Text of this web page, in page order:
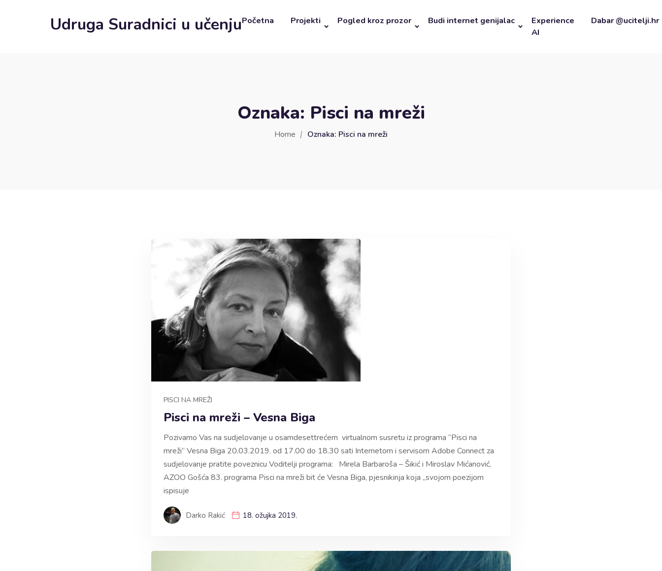
Udruga Suradnici u učenjuPočetna Projekti Pogled kroz prozor Budi internet genijalac
Experience
AI
Dabar @ucitelji.hr
Oznaka: Pisci na mreži
Home Oznaka: Pisci na mreži
PISCI NA MREŽI
Pisci na mreži – Vesna Biga
Pozivamo Vas na sudjelovanje u osamdesettrećem virtualnom susretu iz programa “Pisci na
mreži” Vesna Biga 20.03.2019. od 17.00 do 18.30 sati Internetom i servisom Adobe Connect za
sudjelovanje pratite poveznicu Voditelji programa: Mirela Barbaroša – Šikić i Miroslav Mićanović,
AZOO Gošća 83. programa Pisci na mreži bit će Vesna Biga, pjesnikinja koja „svojom poezijom
ispisuje
Darko Rakić 18. ožujka 2019.